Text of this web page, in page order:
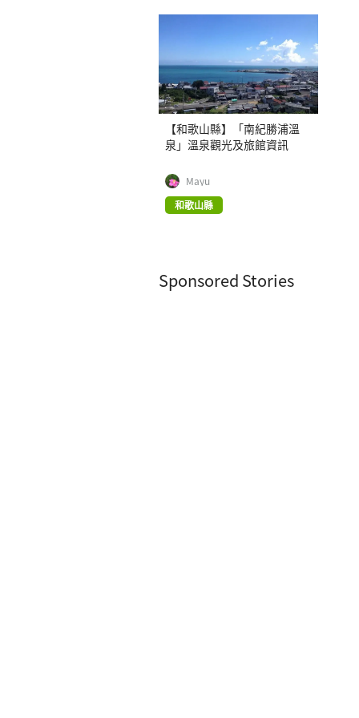
【和歌山縣】「南紀勝浦溫
泉」溫泉觀光及旅館資訊
Mayu
和歌山縣
Sponsored Stories